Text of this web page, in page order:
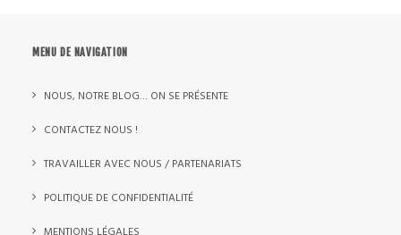
MENU DE NAVIGATION
NOUS, NOTRE BLOG… ON SE PRÉSENTE
CONTACTEZ NOUS !
TRAVAILLER AVEC NOUS / PARTENARIATS
POLITIQUE DE CONFIDENTIALITÉ